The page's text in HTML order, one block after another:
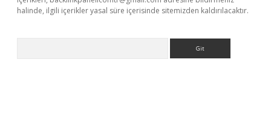
halinde, ilgili içerikler yasal süre içerisinde sitemizden kaldırılacaktır.